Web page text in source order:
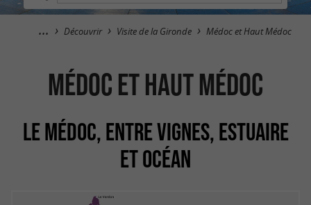
Découvrir Visite de la Gironde Médoc et Haut Médoc
Médoc et Haut Médoc
LE MÉDOC, ENTRE VIGNES, ESTUAIRE
ET OCÉAN